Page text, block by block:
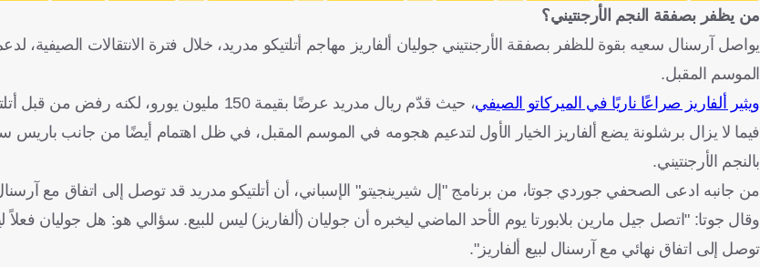
من يظفر بصفقة النجم الأرجنتيني؟
يواصل آرسنال سعيه بقوة للظفر بصفقة الأرجنتيني جوليان ألفاريز مهاجم أتلتيكو مدريد، خلال فترة الانتقالات الصيفية،
الموسم المقبل.
ويثير ألفاريز صراعًا ناريًا في الميركاتو الصيفي، حيث قدّم ريال مدريد عرضًا بقيمة 150 مليون يورو، لكنه رفض من قبل أتلتيكو مدريد.
فيما لا يزال برشلونة يضع ألفاريز الخيار الأول لتدعيم هجومه في الموسم المقبل، في ظل اهتمام أيضًا من جانب باريس
بالنجم الأرجنتيني.
من جانبه ادعى الصحفي جوردي جوتا، من برنامج "إل شيرينجيتو" الإسباني، أن أتلتيكو مدريد قد توصل إلى اتفاق مع
وقال جوتا: "اتصل جيل مارين بلابورتا يوم الأحد الماضي ليخبره أن جوليان (ألفاريز) ليس للبيع. سؤالي هو: هل جوليان فعلاً
توصل إلى اتفاق نهائي مع آرسنال لبيع ألفاريز".